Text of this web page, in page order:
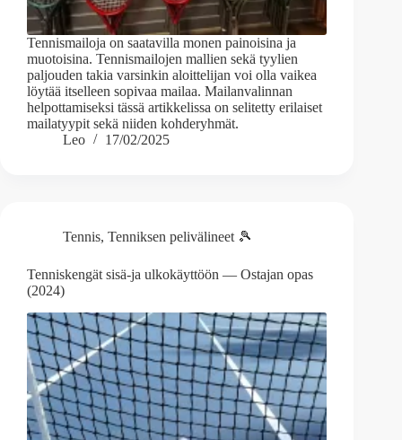
Tennismailoja on saatavilla monen painoisina ja
muotoisina. Tennismailojen mallien sekä tyylien
paljouden takia varsinkin aloittelijan voi olla vaikea
löytää itselleen sopivaa mailaa. Mailanvalinnan
helpottamiseksi tässä artikkelissa on selitetty erilaiset
mailatyypit sekä niiden kohderyhmät.
Leo
17/02/2025
Tennis, Tenniksen pelivälineet 🎾
Tenniskengät sisä-ja ulkokäyttöön — Ostajan opas
(2024)